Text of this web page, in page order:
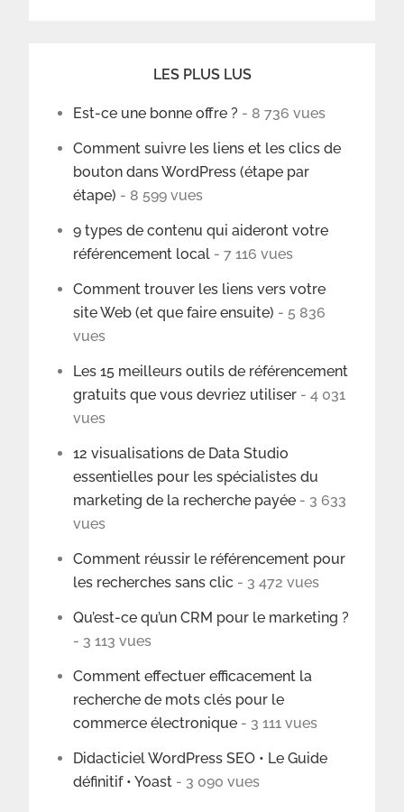
LES PLUS LUS
Est-ce une bonne offre ? - 8 736 vues
Comment suivre les liens et les clics de
bouton dans WordPress (étape par
étape) - 8 599 vues
9 types de contenu qui aideront votre
référencement local - 7 116 vues
Comment trouver les liens vers votre
site Web (et que faire ensuite) - 5 836
vues
Les 15 meilleurs outils de référencement
gratuits que vous devriez utiliser - 4 031
vues
12 visualisations de Data Studio
essentielles pour les spécialistes du
marketing de la recherche payée - 3 633
vues
Comment réussir le référencement pour
les recherches sans clic - 3 472 vues
Qu’est-ce qu’un CRM pour le marketing ?
- 3 113 vues
Comment effectuer efficacement la
recherche de mots clés pour le
commerce électronique - 3 111 vues
Didacticiel WordPress SEO • Le Guide
définitif • Yoast - 3 090 vues